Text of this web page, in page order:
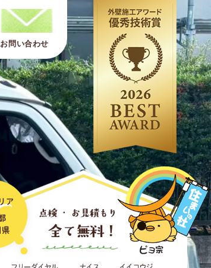
お問い合わせ